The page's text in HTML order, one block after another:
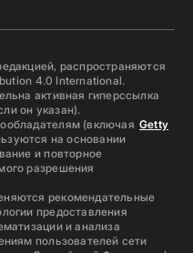
распространяются
4.0 International.
активная гиперссылка
он указан).
(включая Getty
на основании
и повторное
разрешения
рекомендательные
предоставления
и анализа
пользователей сети